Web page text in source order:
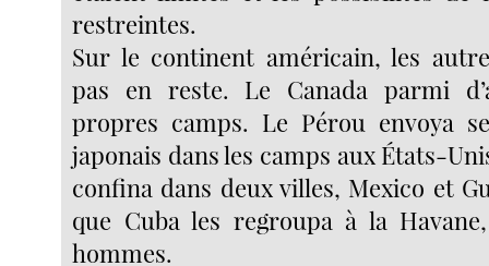
restreintes.
Sur le continent américain, les
pas en reste. Le Canada parmi
propres camps. Le Pérou envoya
japonais dans les camps aux États-
confina dans deux villes, Mexico et
que Cuba les regroupa à la
hommes.